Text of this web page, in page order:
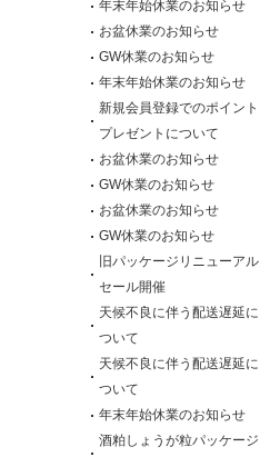
年末年始休業のお知らせ
お盆休業のお知らせ
GW休業のお知らせ
年末年始休業のお知らせ
新規会員登録でのポイント
プレゼントについて
お盆休業のお知らせ
GW休業のお知らせ
お盆休業のお知らせ
GW休業のお知らせ
旧パッケージリニューアル
セール開催
天候不良に伴う配送遅延に
ついて
天候不良に伴う配送遅延に
ついて
年末年始休業のお知らせ
酒粕しょうが粒パッケージ